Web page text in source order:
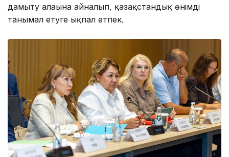
дамыту алаңына айналып, қазақстандық өнімді
танымал етуге ықпал етпек.